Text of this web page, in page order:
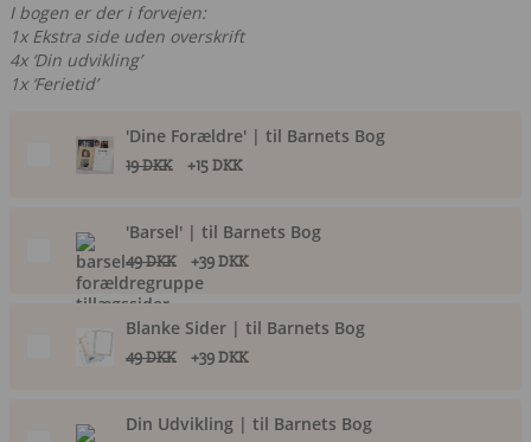
I bogen er der i forvejen:
1x Ekstra side uden overskrift
4x ‘Din udvikling’
1x ‘Ferietid’
'Dine Forældre' | til Barnets Bog
19 DKK +15 DKK
'Barsel' | til Barnets Bog
49 DKK +39 DKK
Blanke Sider | til Barnets Bog
49 DKK +39 DKK
Din Udvikling | til Barnets Bog